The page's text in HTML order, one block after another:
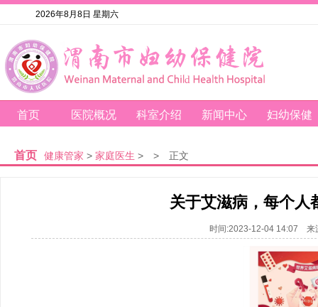
2026年8月8日 星期六
首页 医院概况 科室介绍 新闻中心 妇幼保健
首页 健康管家 > 家庭医生 > > 正文
关于艾滋病，每个人
时间:2023-12-04 14:07 来